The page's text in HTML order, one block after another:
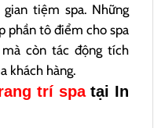
tiệm spa. Những
phần tô điểm cho spa
còn tác động tích
khách hàng.
trí spatại In